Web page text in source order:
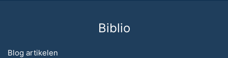
Biblio
Blog artikelen